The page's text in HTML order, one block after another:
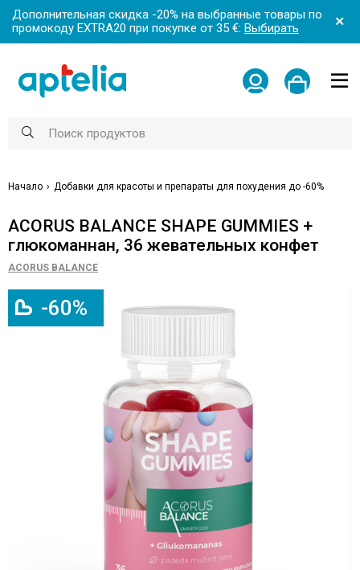
Дополнительная скидка -20% на выбранные товары по
промокоду EXTRA20 при покупке от 35 €: Выбирать
Начало Добавки для красоты и препараты для похудения до -60%
ACORUS BALANCE SHAPE GUMMIES +
глюкоманнан, 36 жевательных конфет
ACORUS BALANCE
-60%